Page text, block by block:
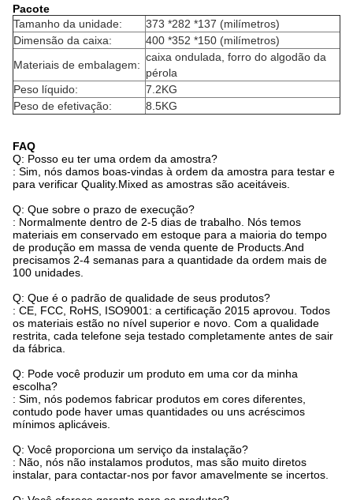
Pacote
Tamanho da unidade:
373 *282 *137 (milímetros)
Dimensão da caixa:
400 *352 *150 (milímetros)
Materiais de embalagem:
caixa ondulada, forro do algodão da
pérola
Peso líquido:
7.2KG
Peso de efetivação:
8.5KG
FAQ
Q: Posso eu ter uma ordem da amostra?
: Sim, nós damos boas-vindas à ordem da amostra para testar e
para verificar Quality.Mixed as amostras são aceitáveis.
Q: Que sobre o prazo de execução?
: Normalmente dentro de 2-5 dias de trabalho. Nós temos
materiais em conservado em estoque para a maioria do tempo
de produção em massa de venda quente de Products.And
precisamos 2-4 semanas para a quantidade da ordem mais de
100 unidades.
Q: Que é o padrão de qualidade de seus produtos?
: CE, FCC, RoHS, ISO9001: a certificação 2015 aprovou. Todos
os materiais estão no nível superior e novo. Com a qualidade
restrita, cada telefone seja testado completamente antes de sair
da fábrica.
Q: Pode você produzir um produto em uma cor da minha
escolha?
: Sim, nós podemos fabricar produtos em cores diferentes,
contudo pode haver umas quantidades ou uns acréscimos
mínimos aplicáveis.
Q: Você proporciona um serviço da instalação?
: Não, nós não instalamos produtos, mas são muito diretos
instalar, para contactar-nos por favor amavelmente se incertos.